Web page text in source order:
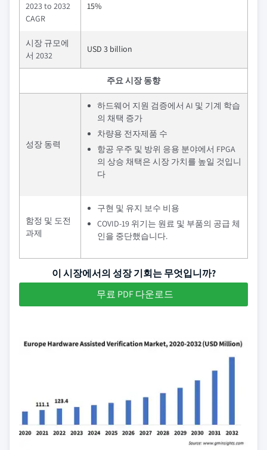
2023 to 2032
CAGR
15%
시장 규모에
서 2032
USD 3 billion
주요 시장 동향
성장 동력
하드웨어 지원 검증에서 AI 및 기계 학습
의 채택 증가
차량용 전자제품 수
항공 우주 및 방위 응용 분야에서 FPGA
의 상승 채택은 시장 가치를 높일 것입니
다
함정 및 도전
과제
구현 및 유지 보수 비용
COVID-19 위기는 원료 및 부품의 공급 체
인을 중단했습니다.
이 시장에서의 성장 기회는 무엇입니까?
무료 PDF 다운로드